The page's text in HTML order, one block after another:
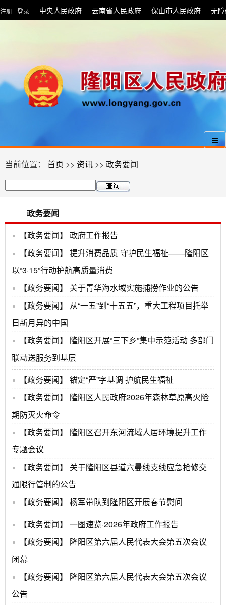
注册 | 登录 中央人民政府 云南省人民政府 保山市人民政府 无
当前位置： 首页 >> 资讯 >> 政务要闻
政务要闻
【政务要闻】
政府工作报告
【政务要闻】
提升消费品质 守护民生福祉——隆阳区
以“3·15”行动护航高质量消费
【政务要闻】
关于青华海水域实施捕捞作业的公告
【政务要闻】
从“一五”到“十五五”，重大工程项目托举
日新月异的中国
【政务要闻】
隆阳区开展“三下乡”集中示范活动 多部门
联动送服务到基层
【政务要闻】
锚定“严”字基调 护航民生福祉
【政务要闻】
隆阳区人民政府2026年森林草原高火险
期防灭火命令
【政务要闻】
隆阳区召开东河流域人居环境提升工作
专题会议
【政务要闻】
关于隆阳区县道六曼线支线应急抢修交
通限行管制的公告
【政务要闻】
杨军带队到隆阳区开展春节慰问
【政务要闻】
一图速览·2026年政府工作报告
【政务要闻】
隆阳区第六届人民代表大会第五次会议
闭幕
【政务要闻】
隆阳区第六届人民代表大会第五次会议
公告